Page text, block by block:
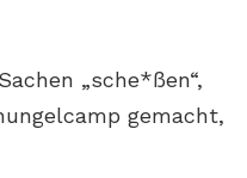
„sche*ßen“,
gemacht,